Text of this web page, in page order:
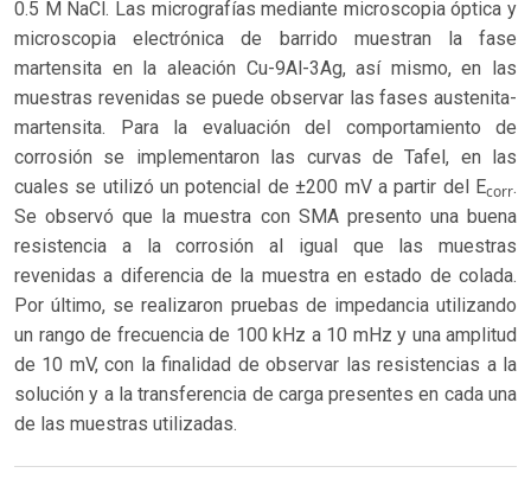
0.5 M NaCl. Las micrografías mediante microscopia óptica y
microscopia electrónica de barrido muestran la fase
martensita en la aleación Cu-9Al-3Ag, así mismo, en las
muestras revenidas se puede observar las fases austenita-
martensita. Para la evaluación del comportamiento de
corrosión se implementaron las curvas de Tafel, en las
cuales se utilizó un potencial de ±200 mV a partir del Ecorr.
Se observó que la muestra con SMA presento una buena
resistencia a la corrosión al igual que las muestras
revenidas a diferencia de la muestra en estado de colada.
Por último, se realizaron pruebas de impedancia utilizando
un rango de frecuencia de 100 kHz a 10 mHz y una amplitud
de 10 mV, con la finalidad de observar las resistencias a la
solución y a la transferencia de carga presentes en cada una
de las muestras utilizadas.